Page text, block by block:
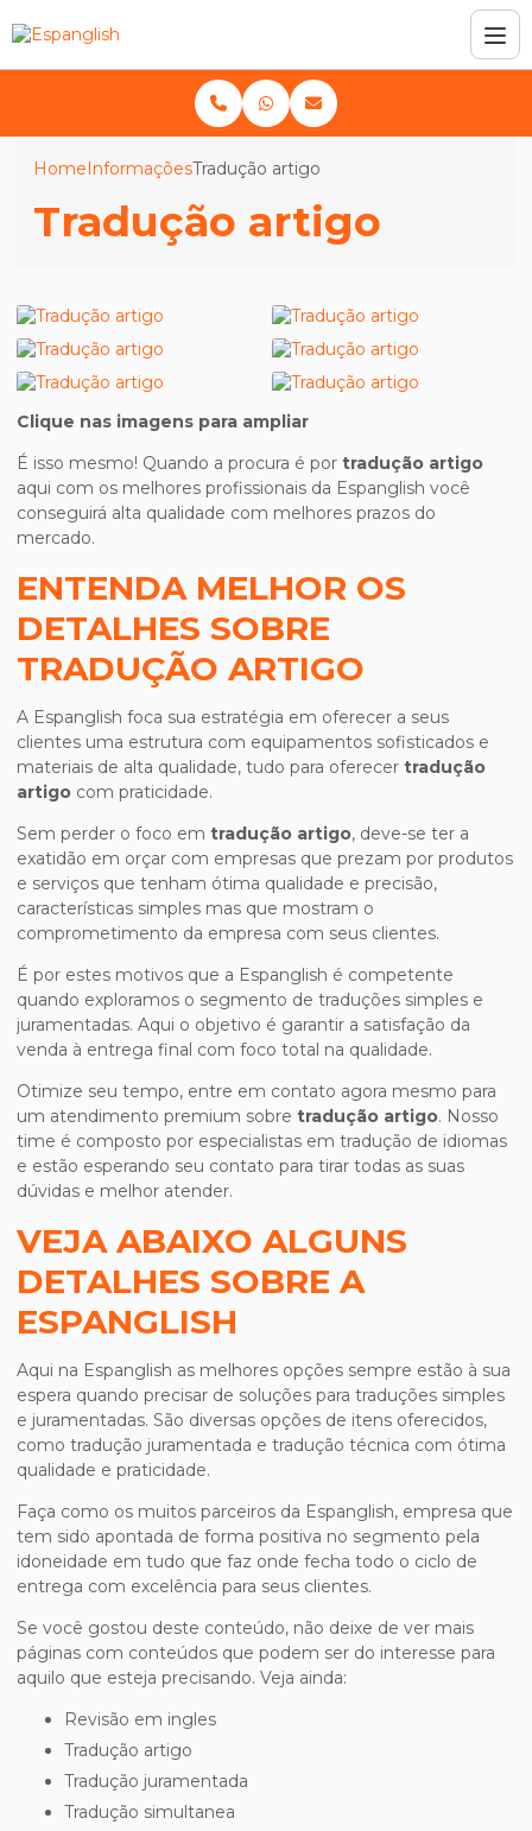
HomeInformaçõesTradução artigo
Tradução artigo
Clique nas imagens para ampliar
É isso mesmo! Quando a procura é por tradução artigo
aqui com os melhores profissionais da Espanglish você
conseguirá alta qualidade com melhores prazos do
mercado.
ENTENDA MELHOR OS
DETALHES SOBRE
TRADUÇÃO ARTIGO
A Espanglish foca sua estratégia em oferecer a seus
clientes uma estrutura com equipamentos sofisticados e
materiais de alta qualidade, tudo para oferecer tradução
artigo com praticidade.
Sem perder o foco em tradução artigo, deve-se ter a
exatidão em orçar com empresas que prezam por produtos
e serviços que tenham ótima qualidade e precisão,
características simples mas que mostram o
comprometimento da empresa com seus clientes.
É por estes motivos que a Espanglish é competente
quando exploramos o segmento de traduções simples e
juramentadas. Aqui o objetivo é garantir a satisfação da
venda à entrega final com foco total na qualidade.
Otimize seu tempo, entre em contato agora mesmo para
um atendimento premium sobre tradução artigo. Nosso
time é composto por especialistas em tradução de idiomas
e estão esperando seu contato para tirar todas as suas
dúvidas e melhor atender.
VEJA ABAIXO ALGUNS
DETALHES SOBRE A
ESPANGLISH
Aqui na Espanglish as melhores opções sempre estão à sua
espera quando precisar de soluções para traduções simples
e juramentadas. São diversas opções de itens oferecidos,
como tradução juramentada e tradução técnica com ótima
qualidade e praticidade.
Faça como os muitos parceiros da Espanglish, empresa que
tem sido apontada de forma positiva no segmento pela
idoneidade em tudo que faz onde fecha todo o ciclo de
entrega com excelência para seus clientes.
Se você gostou deste conteúdo, não deixe de ver mais
páginas com conteúdos que podem ser do interesse para
aquilo que esteja precisando. Veja ainda:
revisão em ingles
tradução artigo
tradução juramentada
tradução simultanea